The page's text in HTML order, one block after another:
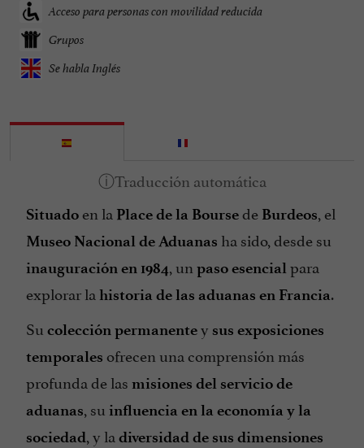
Acceso para personas con movilidad reducida
Grupos
Se habla Inglés
Situado en la Place de la Boursede Burdeos, el
Museo Nacional de Aduanas ha sido, desde su
inauguración en 1984, un paso esencial para
explorar la historia de las aduanas en Francia.
Su colección permanentey sus exposiciones
temporales ofrecen una comprensión más
profunda de las misiones del servicio de
aduanas, su influencia en la economía y la
sociedad, y la diversidad de sus dimensiones